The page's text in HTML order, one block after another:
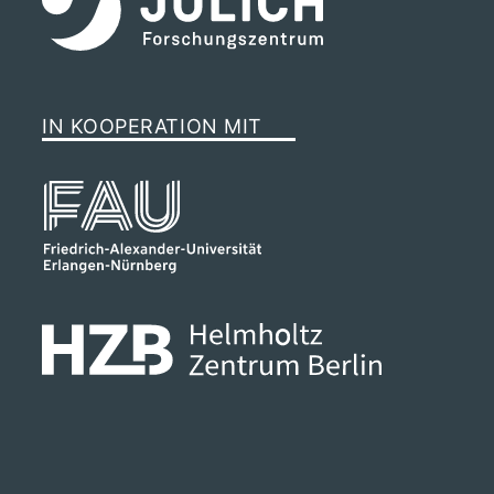
Stefan Köberlein
Gebäude HIERN-Cauerstr / Raum 3028
IN KOOPERATION MIT